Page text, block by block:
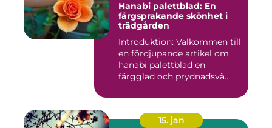
Hanabi palettblad: En
färgsprakande skönhet i
trädgården
Introduktion: Välkommen till
en fördjupande artikel om
hanabi palettblad en
färgglad och prydnadsvä...
15. jan